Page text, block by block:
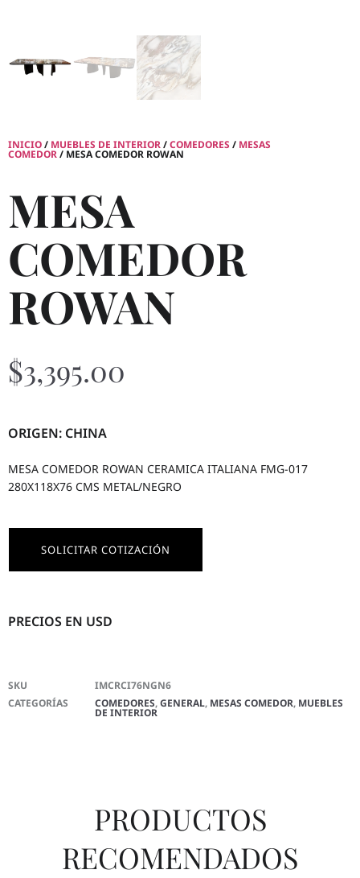
INICIO/ MUEBLES DE INTERIOR/COMEDORES / MESAS
COMEDOR/ MESA COMEDOR ROWAN
MESA
COMEDOR
ROWAN
$3,395.00
ORIGEN: CHINA
MESA COMEDOR ROWAN CERAMICA ITALIANA FMG-017
280X118X76 CMS METAL/NEGRO
SOLICITAR COTIZACIÓN
PRECIOS EN USD
SKU
IMCRCI76NGN6
CATEGORÍAS
COMEDORES,GENERAL, MESAS COMEDOR, MUEBLES
DE INTERIOR
PRODUCTOS
RECOMENDADOS